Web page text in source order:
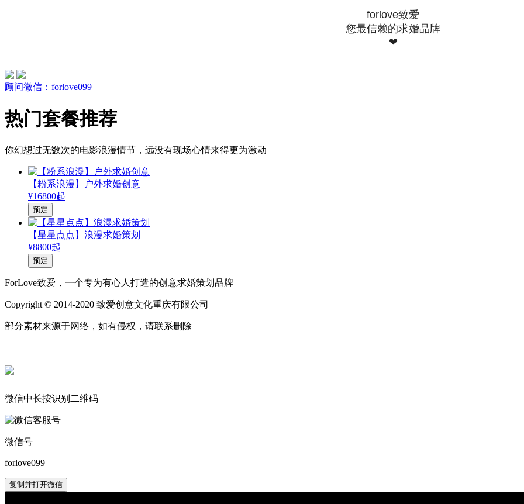
forlove致爱
您最信赖的求婚品牌
❤
顾问微信：forlove099
热门套餐推荐
你幻想过无数次的电影浪漫情节，远没有现场心情来得更为激动
【粉系浪漫】户外求婚创意
¥16800起
预定
【星星点点】浪漫求婚策划
¥8800起
预定
ForLove致爱，一个专为有心人打造的创意求婚策划品牌
Copyright © 2014-2020 致爱创意文化重庆有限公司
部分素材来源于网络，如有侵权，请联系删除
微信中长按识别二维码
微信号
forlove099
复制并打开微信